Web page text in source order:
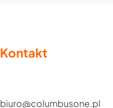
Kontakt
biuro@columbusone.pl